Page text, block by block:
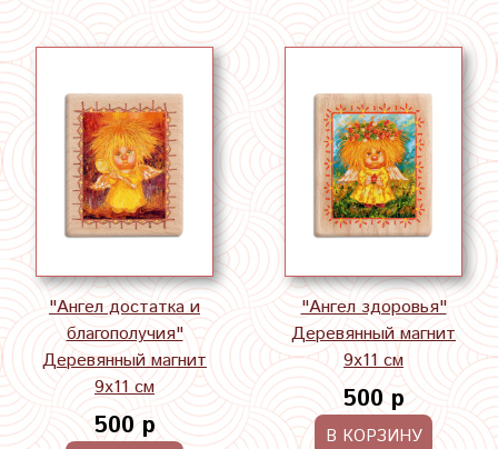
"Ангел достатка и
благополучия"
Деревянный магнит
9х11 см
500 р
"Ангел здоровья"
Деревянный магнит
9х11 см
500 р
В КОРЗИНУ